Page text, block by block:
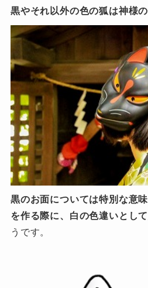
黒やそれ以外の色の狐は神様
黒のお面については特別な意
を作る際に、白の色違いとし
うです。